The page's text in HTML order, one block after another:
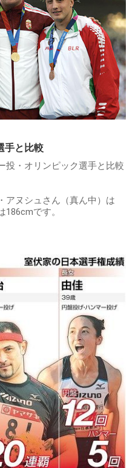
系ルーマニア人を持つハー
時男性の平均身長よりも
均身長も172cmとそれほど高
高さがよく分かります。
と比較
投・オリンピック選手と比較
ヌシュさん（真ん中）は
186cmです。